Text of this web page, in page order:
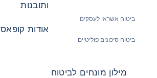
ביטוח אשראי לעסקים
ביטוח סיכונים פוליטיים
ותובנות
אודות קופאס
מילון מונחים לביטוח